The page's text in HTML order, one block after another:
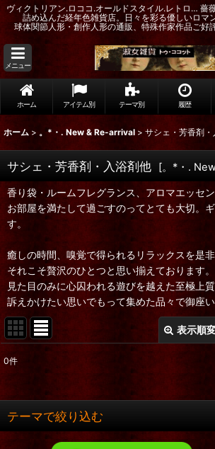
ヴィクトリアン.ロココ.オールドスタイル.レトロ… 薔
詰め込んだ経年色雑貨店。日々を彩る優しいロマ
球体関節人形・創作人形の通販、特殊作家作品ご好
メニュー
ホーム アイテム別 テーマ別 履歴
ホーム > 。*・. New & Re-arrival > サシェ・芳香剤
サシェ・芳香剤・入浴剤他 [。*・.
香り袋・ルームフレグランス、アロマエッセ
お部屋を満たして過ごすのってとても大切。
す。
癒しの時間、嗅覚で得られるリラックスを是非
それこそ贅沢のひとつと思い揃えております。
見た目のみに心囚われる遊びを越えた至極上
訴えかけたい思いでもって集めた品々で御座い
表示順
在庫あり
並び順:
0件
テーマで絞り込む